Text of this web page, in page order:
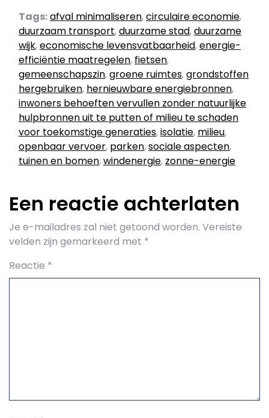
Tags:afval minimaliseren,circulaire economie,
duurzaam transport,duurzame stad,duurzame
wijk,economische levensvatbaarheid,energie-
efficiëntie maatregelen, fietsen,
gemeenschapszin,groene ruimtes,grondstoffen
hergebruiken, hernieuwbare energiebronnen,
inwoners behoeften vervullen zonder natuurlijke
hulpbronnen uit te putten of milieu te schaden
voor toekomstige generaties,isolatie, milieu,
openbaar vervoer, parken,sociale aspecten,
tuinen en bomen,windenergie, zonne-energie
Een reactie achterlaten
Je e-mailadres zal niet getoond worden. Vereiste
velden zijn gemarkeerd met *
Reactie *